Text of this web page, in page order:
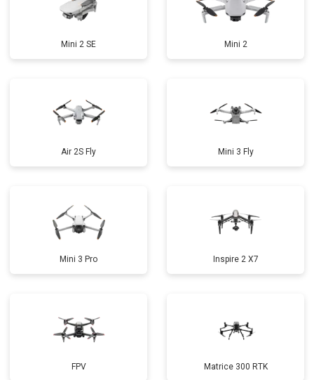
Mini 2 SE Mini 2
Air 2S Fly Mini 3 Fly
Mini 3 Pro Inspire 2 X7
FPV Matrice 300 RTK